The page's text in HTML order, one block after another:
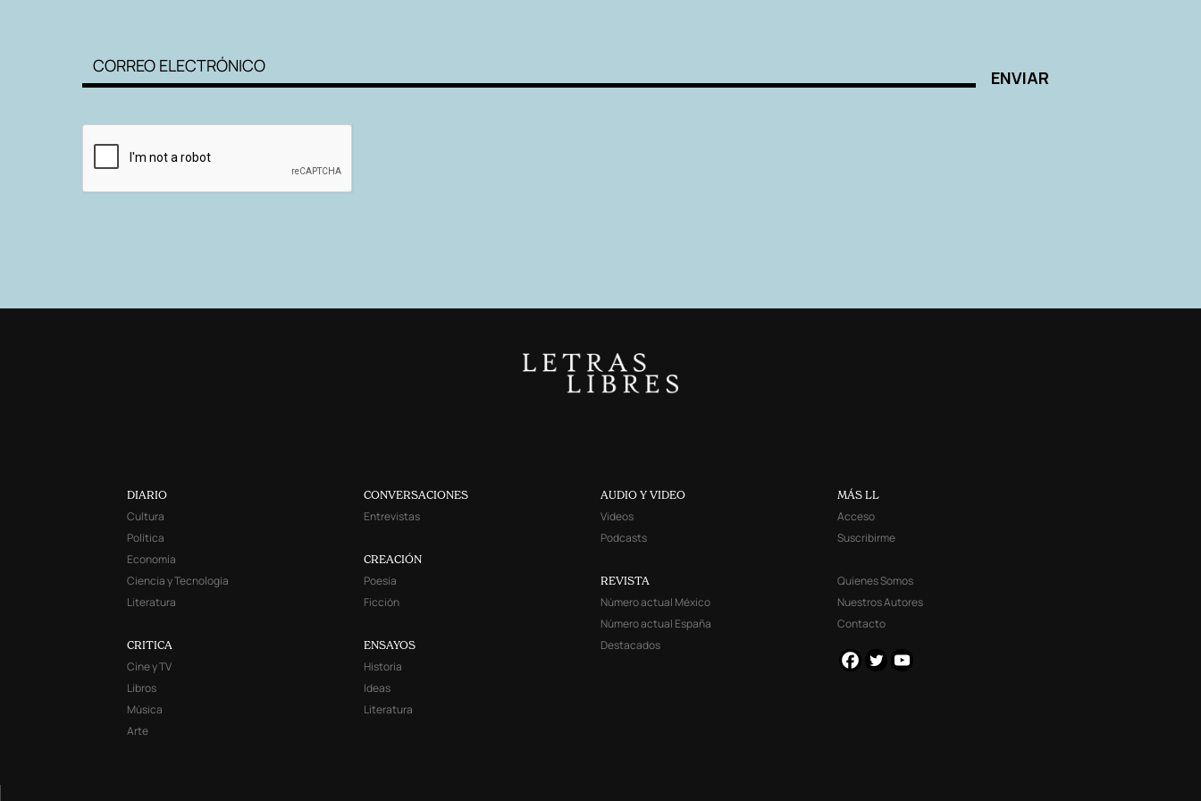
DIARIO
Cultura
Política
Economía
Ciencia y Tecnología
Literatura
CRITICA
Cine y TV
Libros
Música
Arte
CONVERSACIONES
Entrevistas
CREACIÓN
Poesía
Ficción
ENSAYOS
Historia
Ideas
Literatura
AUDIO Y VIDEO
Videos
Podcasts
REVISTA
Número actual México
Número actual España
Destacados
MÁS LL
Acceso
Suscribirme
Quienes Somos
Nuestros Autores
Contacto